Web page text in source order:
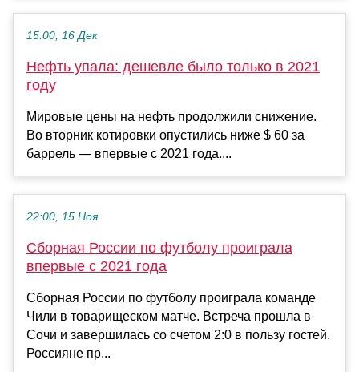
15:00, 16 Дек
Нефть упала: дешевле было только в 2021
году
Мировые цены на нефть продолжили снижение.
Во вторник котировки опустились ниже $ 60 за
баррель — впервые с 2021 года....
22:00, 15 Ноя
Сборная России по футболу проиграла
впервые с 2021 года
Сборная России по футболу проиграла команде
Чили в товарищеском матче. Встреча прошла в
Сочи и завершилась со счетом 2:0 в пользу гостей.
Россияне пр...